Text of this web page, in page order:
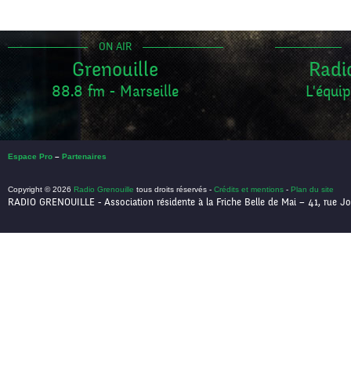
ON AIR
Grenouille
88.8 fm - Marseille
Espace Pro – Partenaires
Copyright © 2026 Radio Grenouille tous droits réservés - Crédits et mentions - Plan du site
RADIO GRENOUILLE - Association résidente à la Friche Belle de Mai – 41, rue